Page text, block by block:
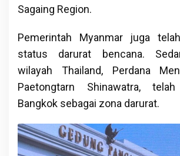
Sagaing Region.
Pemerintah Myanmar juga
status darurat bencana.
wilayah Thailand, Perdana
Paetongtarn Shinawatra,
Bangkok sebagai zona darurat.